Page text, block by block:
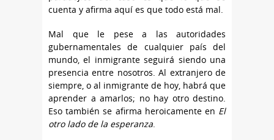
cuenta y afirma aquí es que todo está mal.
Mal que le pese a las autoridades
gubernamentales de cualquier país del
mundo, el inmigrante seguirá siendo una
presencia entre nosotros. Al extranjero de
siempre, o al inmigrante de hoy, habrá que
aprender a amarlos; no hay otro destino.
Eso también se afirma heroicamente en El
otro lado de la esperanza